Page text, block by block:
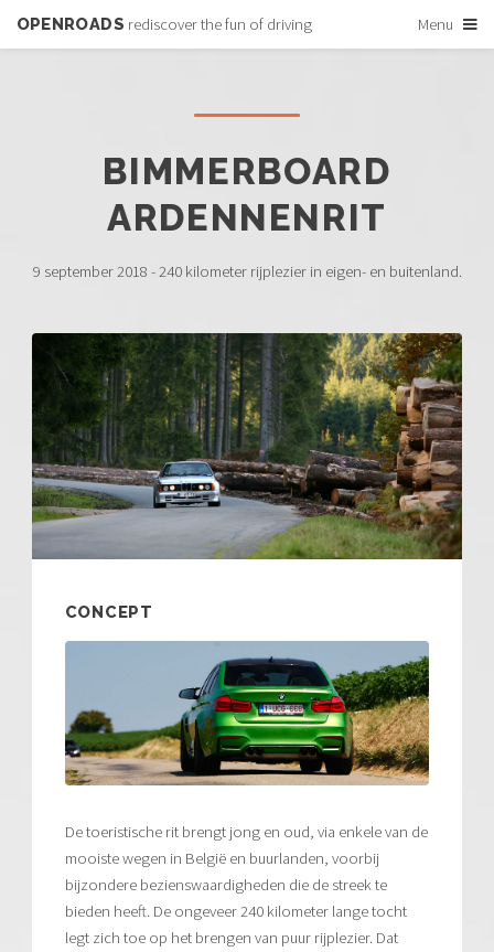
OPENROADS rediscover the fun of driving Menu
BIMMERBOARD
ARDENNENRIT
9 september 2018 - 240 kilometer rijplezier in eigen- en buitenland.
CONCEPT
De toeristische rit brengt jong en oud, via enkele van de
mooiste wegen in België en buurlanden, voorbij
bijzondere bezienswaardigheden die de streek te
bieden heeft. De ongeveer 240 kilometer lange tocht
legt zich toe op het brengen van puur rijplezier. Dat